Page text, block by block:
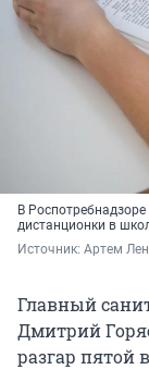
В
дистанционки в
Источник: Артем
Главный
Дмитрий
разгар пятой